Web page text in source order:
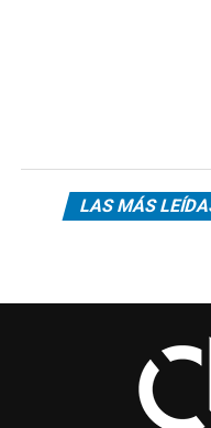
LAS MÁS